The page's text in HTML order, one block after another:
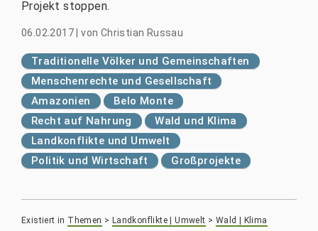
Projekt stoppen.
06.02.2017 |von Christian Russau
Traditionelle Völker und Gemeinschaften
Menschenrechte und Gesellschaft
Amazonien
Belo Monte
Recht auf Nahrung
Wald und Klima
Landkonflikte und Umwelt
Politik und Wirtschaft
Großprojekte
Existiert in Themen > Landkonflikte | Umwelt > Wald | Klima